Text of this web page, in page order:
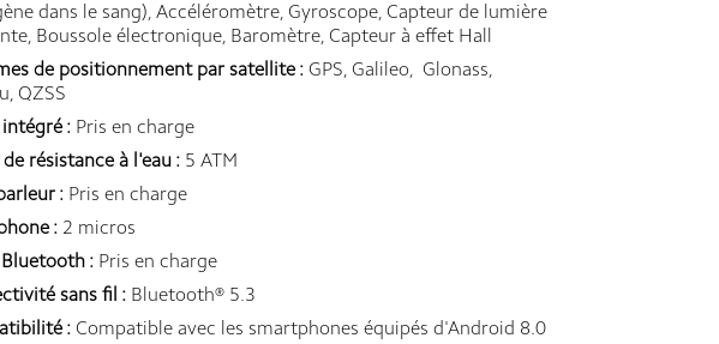
dans le sang), Accéléromètre, Gyroscope, Capteur de lumière
Boussole électronique, Baromètre, Capteur à effet Hall
de positionnement par satellite : GPS, Galileo, Glonass,
QZSS
intégré : Pris en charge
de résistance à l'eau : 5 ATM
: Pris en charge
: 2 micros
: Pris en charge
sans fil : Bluetooth® 5.3
: Compatible avec les smartphones équipés d'Android 8.0